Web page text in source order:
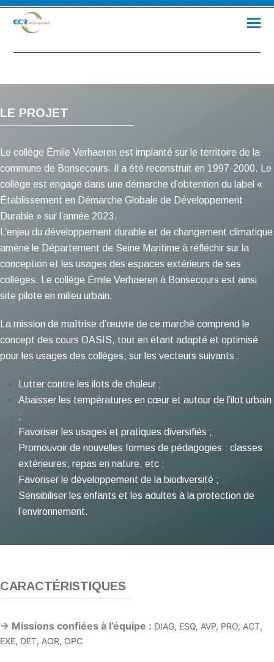
LE PROJET
Le collège Émile Verhaeren est implanté sur le territoire de la
commune de Bonsecours. Il a été reconstruit en 1997-2000. Le
collège est engagé dans une démarche d’obtention du label «
Établissement en Démarche Globale de Développement
Durable » sur l’année 2023.
L’enjeu du développement durable et de changement climatique
amène le Département de Seine Maritime à réfléchir sur la
conception et les usages des espaces extérieurs de ses
collèges. Le collège Émile Verhaeren à Bonsecours est ainsi
site pilote en milieu urbain.
La mission de maîtrise d’œuvre de ce marché comprend le
concept des cours OASIS, tout en étant adapté et optimisé
pour les usages des collèges, sur les vecteurs suivants :
Lutter contre les ilots de chaleur ;
Abaisser les températures en cœur et autour de l’ilot urbain
;
Favoriser les usages et pratiques diversifiés ;
Promouvoir de nouvelles formes de pédagogies : classes
extérieures, repas en nature, etc ;
Favoriser le développement de la biodiversité ;
Sensibiliser les enfants et les adultes à la protection de
l’environnement.
CARACTÉRISTIQUES
→ Missions confiées à l’équipe : DIAG, ESQ, AVP, PRO, ACT,
EXE, DET, AOR, OPC